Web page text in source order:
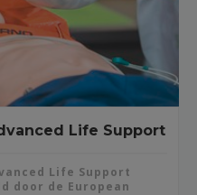
Life Support
Life Support
door de European